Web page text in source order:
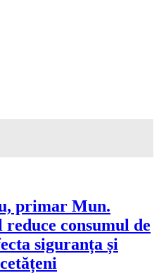
primar Mun.
consumul de
siguranța și